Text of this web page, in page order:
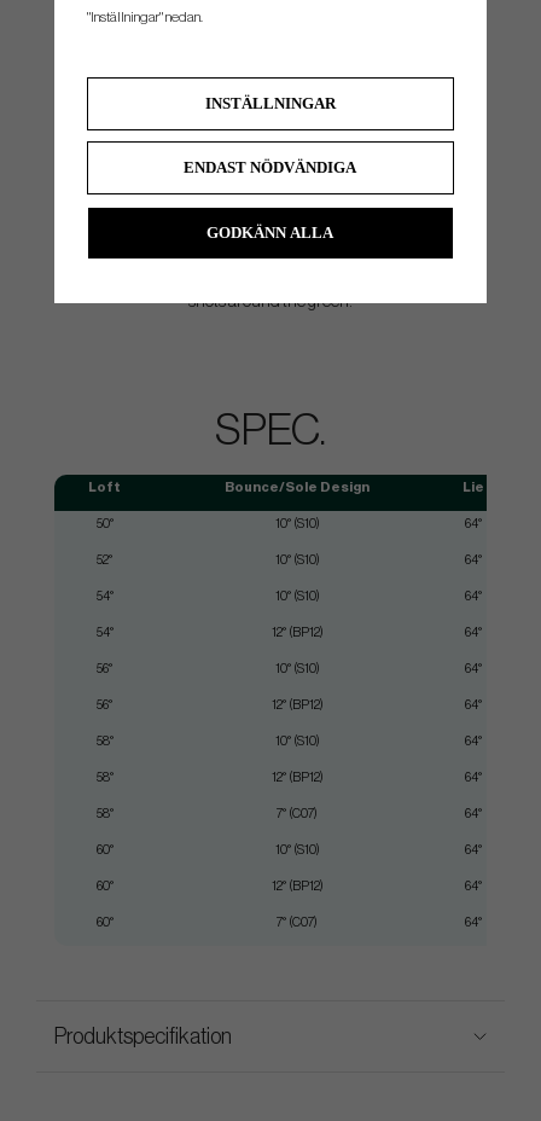
C-GRIND
Designed to perform in firm turf conditions, the C-Grind
features a classic head shape and grooves with a narrow sole
shots around the green.
SPEC.
Loft Bounce/Sole Design Lie
50° 10° (S10) 64°
52° 10° (S10) 64°
54° 10° (S10) 64°
54° 12° (BP12) 64°
56° 10° (S10) 64°
56° 12° (BP12) 64°
58° 10° (S10) 64°
58° 12° (BP12) 64°
58° 7° (C07) 64°
60° 10° (S10) 64°
60° 12° (BP12) 64°
60° 7° (C07) 64°
Produktspecifikation
"Inställningar" nedan.
INSTÄLLNINGAR
ENDAST NÖDVÄNDIGA
GODKÄNN ALLA